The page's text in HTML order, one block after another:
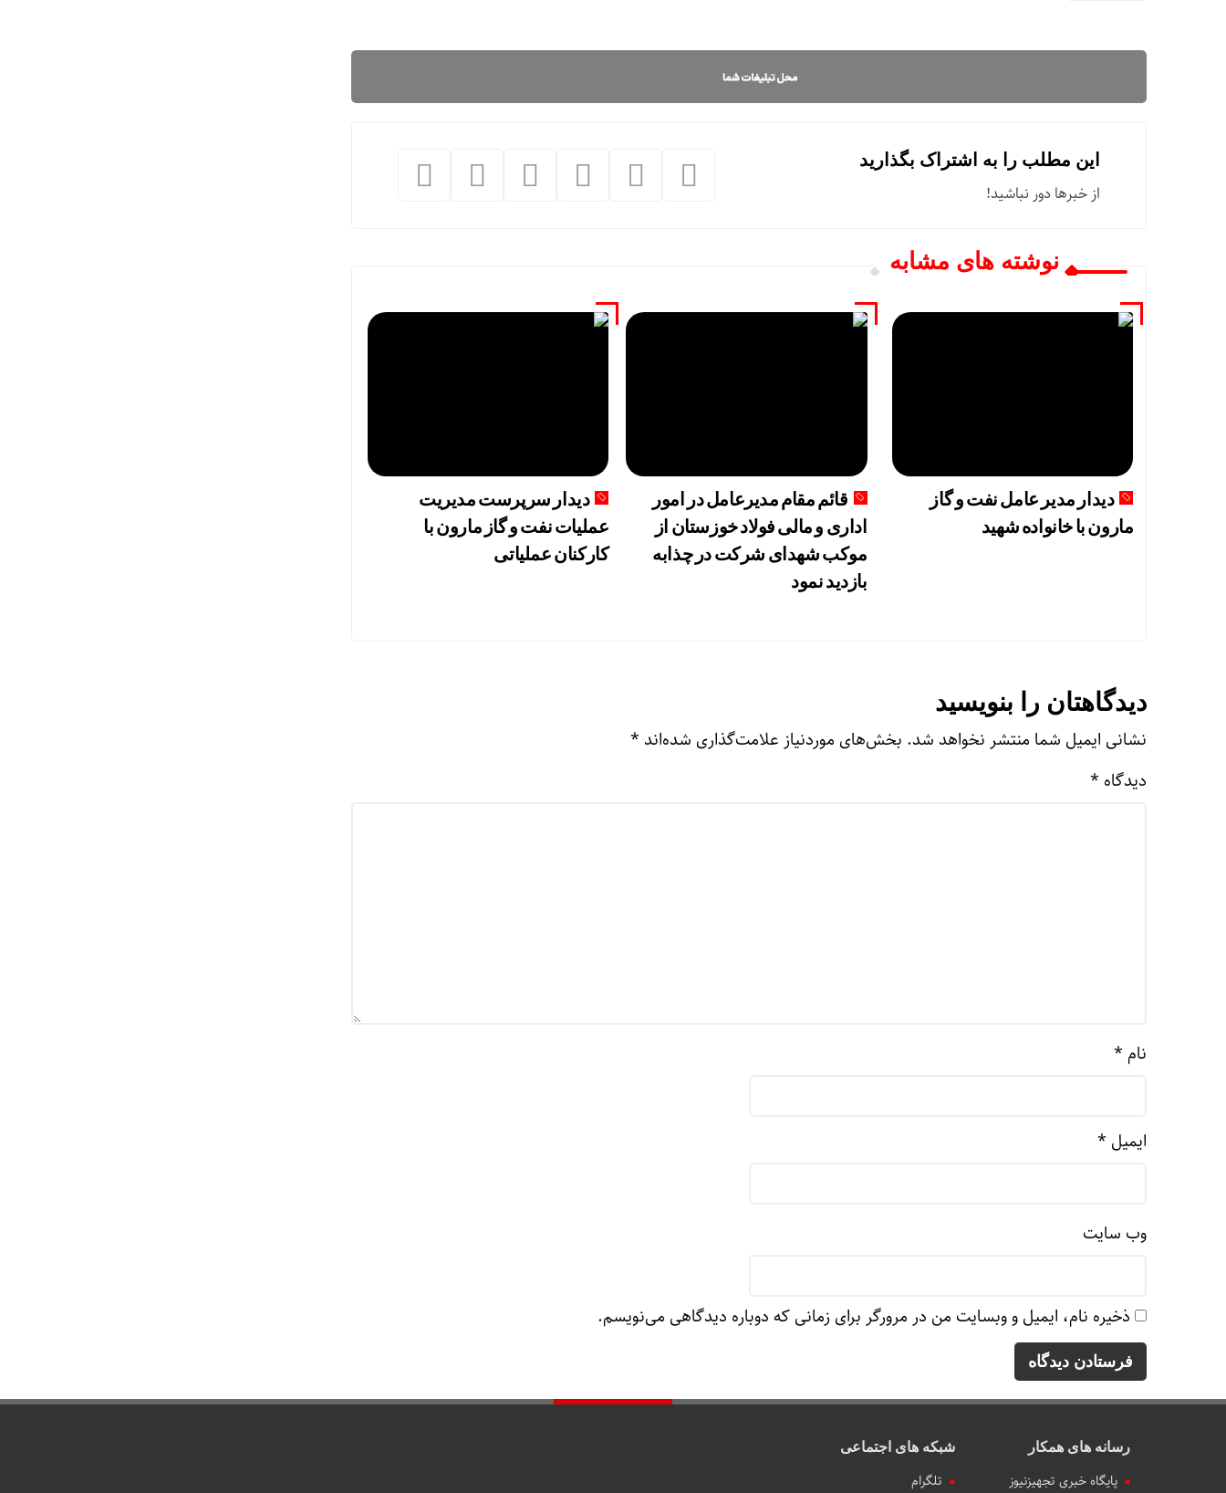
این مطلب را به اشتراک بگذارید
از خبرها دور نباشید!
نوشته های مشابه
دیدار مدیر عامل نفت و گاز
مارون با خانواده شهید
قائم مقام مدیرعامل در امور
اداری و مالی فولاد خوزستان از
موکب شهدای شرکت در چذابه
بازدید نمود
دیدار سرپرست مدیریت
عملیات نفت و گاز مارون با
کارکنان عملیاتی
دیدگاهتان را بنویسید
نشانی ایمیل شما منتشر نخواهد شد. بخش‌های موردنیاز علامت‌گذاری شده‌اند *
دیدگاه *
نام *
ایمیل *
وب‌ سایت
ذخیره نام، ایمیل و وبسایت من در مرورگر برای زمانی که دوباره دیدگاهی می‌نویسم.
رسانه های همکار
پایگاه خبری تجهیزنیوز
شبکه های اجتماعی
تلگرام